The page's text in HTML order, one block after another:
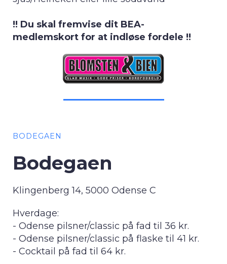
!! Du skal fremvise dit BEA-
medlemskort for at indløse fordele !!
BODEGAEN
Bodegaen
Klingenberg 14, 5000 Odense C
Hverdage:
- Odense pilsner/classic på fad til 36 kr.
- Odense pilsner/classic på flaske til 41 kr.
- Cocktail på fad til 64 kr.